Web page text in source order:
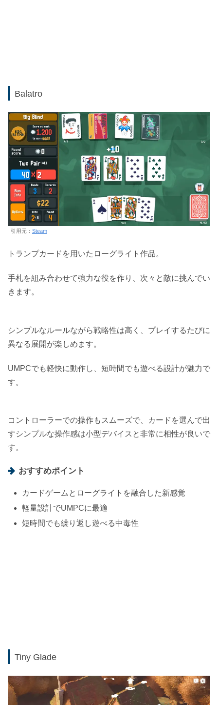
Balatro
引用元： Steam
トランプカードを用いたローグライト作品。
手札を組み合わせて強力な役を作り、次々と敵に挑んでい
きます。
シンプルなルールながら戦略性は高く、プレイするたびに
異なる展開が楽しめます。
UMPCでも軽快に動作し、短時間でも遊べる設計が魅力で
す。
コントローラーでの操作もスムーズで、カードを選んで出
すシンプルな操作感は小型デバイスと非常に相性が良いで
す。
おすすめポイント
カードゲームとローグライトを融合した新感覚
軽量設計でUMPCに最適
短時間でも繰り返し遊べる中毒性
Tiny Glade